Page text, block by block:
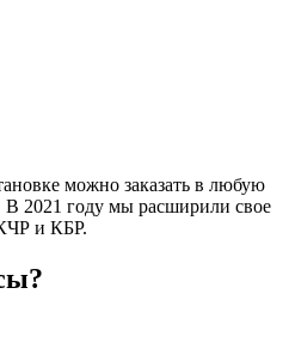
можно заказать в любую
В 2021 году мы расширили свое
и КБР.